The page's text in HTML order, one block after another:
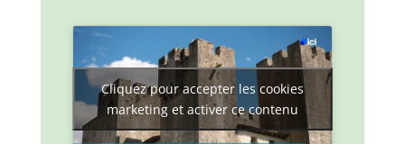
Cliquez pour accepter les cookies
marketing et activer ce contenu